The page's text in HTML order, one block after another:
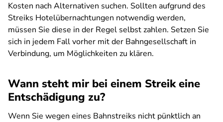
Kosten nach Alternativen suchen. Sollten aufgrund des
Streiks Hotelübernachtungen notwendig werden,
müssen Sie diese in der Regel selbst zahlen. Setzen Sie
sich in jedem Fall vorher mit der Bahngesellschaft in
Verbindung, um Möglichkeiten zu klären.
Wann steht mir bei einem Streik eine
Entschädigung zu?
Wenn Sie wegen eines Bahnstreiks nicht pünktlich an